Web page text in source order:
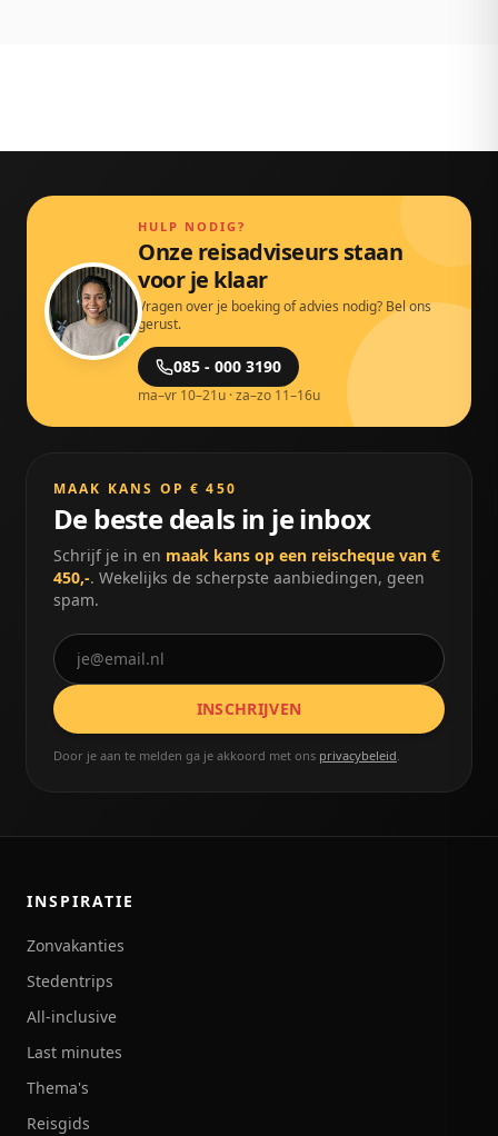
HULP NODIG?
Onze reisadviseurs staan
voor je klaar
Vragen over je boeking of advies nodig? Bel ons
gerust.
085 - 000 3190
ma–vr 10–21u · za–zo 11–16u
MAAK KANS OP € 450
De beste deals in je inbox
Schrijf je in en maak kans op een reischeque van €
450,-. Wekelijks de scherpste aanbiedingen, geen
spam.
INSCHRIJVEN
Door je aan te melden ga je akkoord met ons privacybeleid.
INSPIRATIE
Zonvakanties
Stedentrips
All-inclusive
Last minutes
Thema's
Reisgids